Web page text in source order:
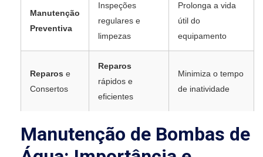
Manutenção
Preventiva
Inspeções
regulares e
limpezas
Prolonga a vida
útil do
equipamento
Reparos e
Consertos
Reparos
rápidos e
eficientes
Minimiza o tempo
de inatividade
Manutenção de Bombas de